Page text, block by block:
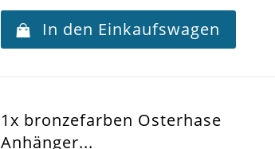
In den Einkaufswagen
1x bronzefarben Osterhase
Anhänger...